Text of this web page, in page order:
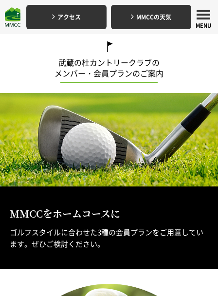
アクセス MMCCの天気
武蔵の杜カントリークラブの
メンバー・会員プランのご案内
MMCCをホームコースに
ゴルフスタイルに合わせた3種の会員プランをご用意してい
ます。ぜひご検討ください。